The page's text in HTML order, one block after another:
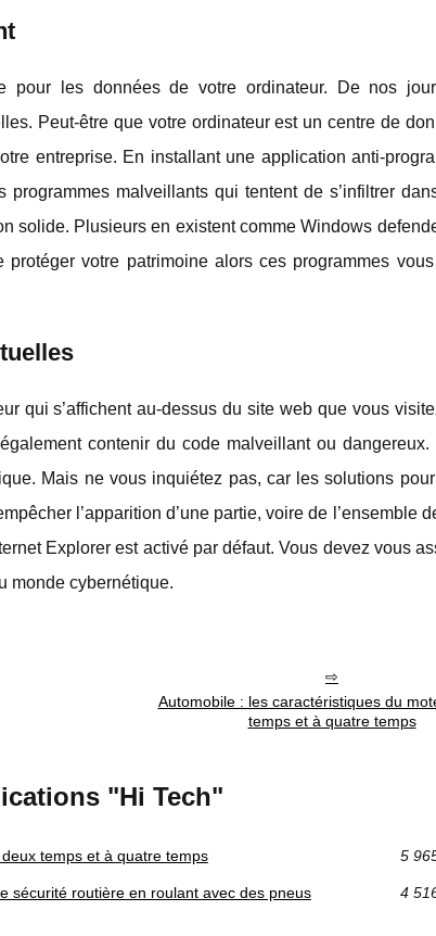
pour les données de votre ordinateur. De nos
Peut-être que votre ordinateur est un centre de
entreprise. En installant une application anti-
malveillants qui tentent de s’infiltrer
solide. Plusieurs en existent comme Windows
votre patrimoine alors ces programmes
qui s’affichent au-dessus du site web que vous
contenir du code malveillant ou dangereux.
Mais ne vous inquiétez pas, car les solutions
l’apparition d’une partie, voire de l’ensemble
Explorer est activé par défaut. Vous devez vous
monde cybernétique.
Automobile : les caractéristiques du
temps et à quatre temps
"Hi Tech"
temps et à quatre temps 5
sécurité routière en roulant avec des pneus
4